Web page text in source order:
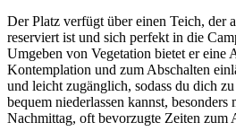
Der Platz verfügt über einen Teich, der
reserviert ist und sich perfekt in die
Umgeben von Vegetation bietet er eine
Kontemplation und zum Abschalten
und leicht zugänglich, sodass du dich
bequem niederlassen kannst, besonders
Nachmittag, oft bevorzugte Zeiten zum